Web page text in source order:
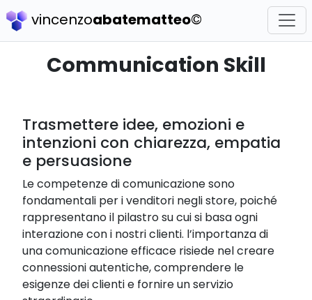
vincenzoabatematteo©
Communication Skill
Trasmettere idee, emozioni e
intenzioni con chiarezza, empatia
e persuasione
Le competenze di comunicazione sono
fondamentali per i venditori negli store, poiché
rappresentano il pilastro su cui si basa ogni
interazione con i nostri clienti. l’importanza di
una comunicazione efficace risiede nel creare
connessioni autentiche, comprendere le
esigenze dei clienti e fornire un servizio